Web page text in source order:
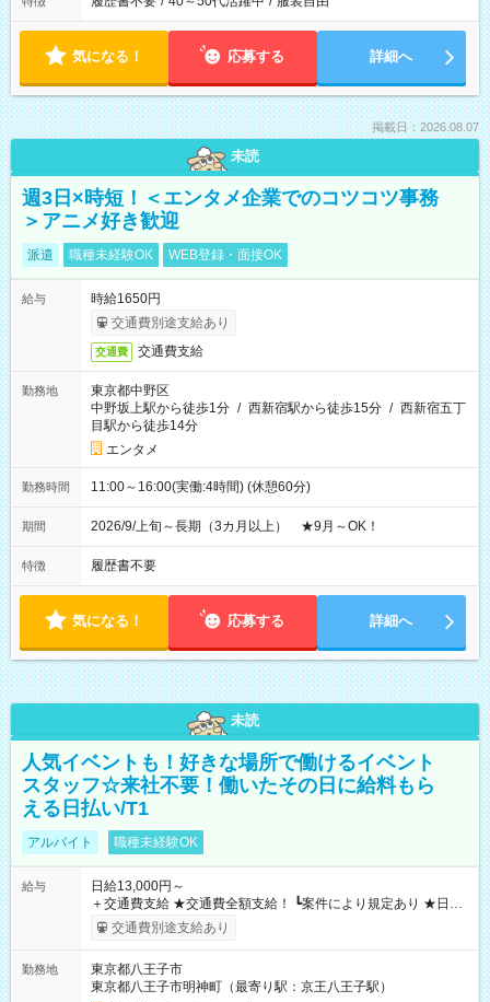
気になる！ 応募する 詳細へ
掲載日：2026.08.07
未読
週3日×時短！＜エンタメ企業でのコツコツ事務
＞アニメ好き歓迎
派遣 職種未経験OK WEB登録・面接OK
給与
時給1650円
交通費別途支給あり
交通費 交通費支給
勤務地
東京都中野区
中野坂上駅から徒歩1分 / 西新宿駅から徒歩15分 / 西新宿五丁
目駅から徒歩14分
エンタメ
勤務時間 11:00～16:00(実働:4時間) (休憩60分)
期間 2026/9/上旬～長期（3カ月以上） ★9月～OK！
特徴 履歴書不要
気になる！ 応募する 詳細へ
未読
人気イベントも！好きな場所で働けるイベント
スタッフ☆来社不要！働いたその日に給料もら
える日払い/T1
アルバイト 職種未経験OK
給与
日給13,000円～
＋交通費支給 ★交通費全額支給！ ┗案件により規定あり ★日払
いOK！（規定あり） ┗働いたその日に現金GET♪ お仕事後はコ
ンビニATMから 日払い分を引き落とせます！ 【試用期間】試
交通費別途支給あり
勤務地
東京都八王子市
東京都八王子市明神町（最寄り駅：京王八王子駅）